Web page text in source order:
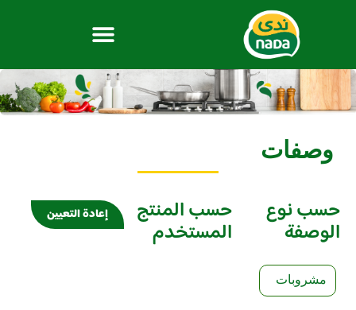
وصفات
حسب نوع
الوصفة
مشروبات
حسب المنتج
المستخدم
إعادة التعيين